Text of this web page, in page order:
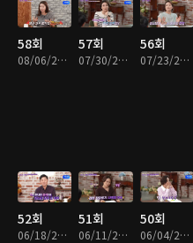
58회
08/06/2026 • 46분
57회
07/30/2026 • 46분
56회
07/23/2026 • 46분
52회
06/18/2026 • 46분
51회
06/11/2026 • 46분
50회
06/04/2026 • 46분